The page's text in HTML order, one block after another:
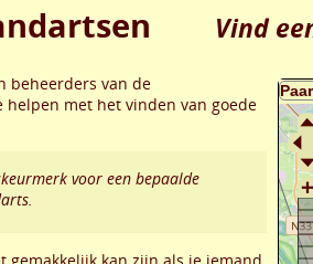
Vind
beheerders van de
helpen met het vinden van goede
voor een bepaalde
gemakkelijk kan zijn als je iemand